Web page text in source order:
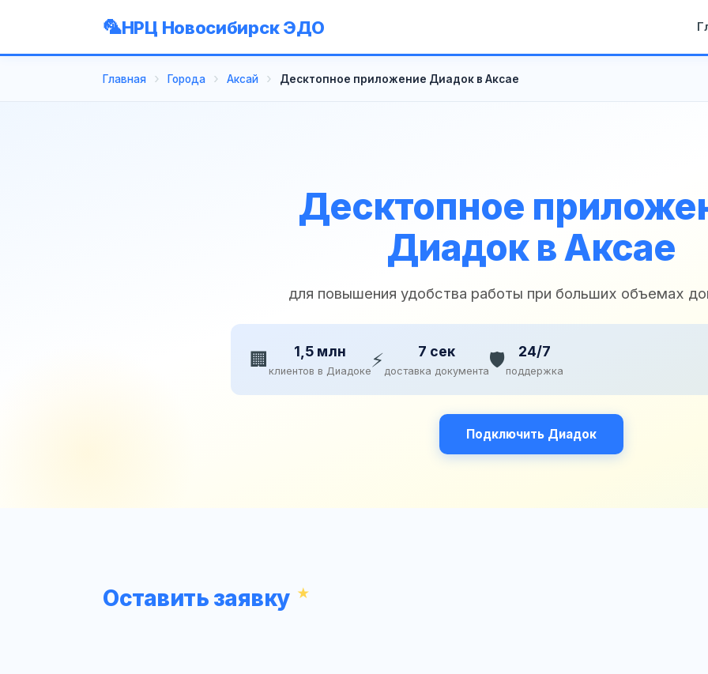
НРЦ Новосибирск ЭДО
Главная Города Аксай Десктопное приложение Диадок в Аксае
Десктопное
Диадок в Аксае
для повышения удобства работы при больших объемах
🏢 1,5 млн
клиентов в Диадоке ⚡ 7 сек
доставка документа🛡️ 24/7
поддержка
Подключить Диадок
Оставить заявку